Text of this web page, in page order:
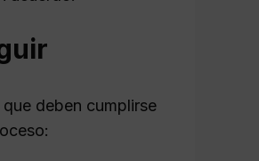
deben cumplirse